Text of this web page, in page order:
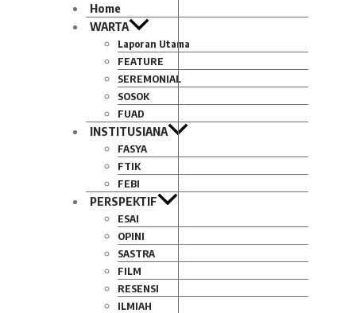
Home
WARTA
Laporan Utama
FEATURE
SEREMONIAL
SOSOK
FUAD
INSTITUSIANA
FASYA
FTIK
FEBI
PERSPEKTIF
ESAI
OPINI
SASTRA
FILM
RESENSI
ILMIAH